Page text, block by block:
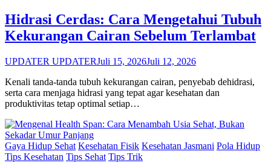
Hidrasi Cerdas: Cara Mengetahui Tubuh
Kekurangan Cairan Sebelum Terlambat
UPDATER UPDATERJuli 15, 2026Juli 12, 2026
Kenali tanda-tanda tubuh kekurangan cairan, penyebab dehidrasi,
serta cara menjaga hidrasi yang tepat agar kesehatan dan
produktivitas tetap optimal setiap…
Gaya Hidup Sehat Kesehatan Fisik Kesehatan Jasmani Pola Hidup
Tips Kesehatan Tips Sehat Tips Trik